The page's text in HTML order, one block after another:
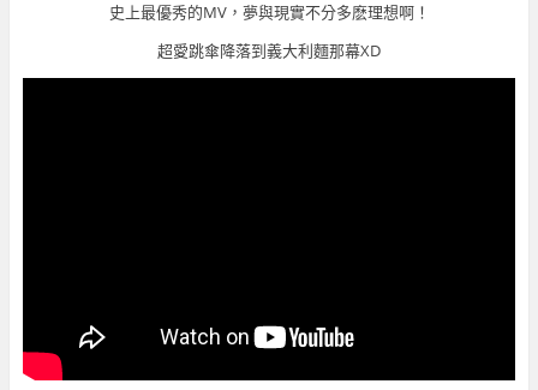
史上最優秀的MV，夢與現實不分多麽理想啊！
超愛跳傘降落到義大利麵那幕XD